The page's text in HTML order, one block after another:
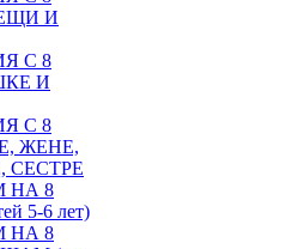
И
С 8
И
С 8
ЖЕНЕ,
СЕСТРЕ
НА 8
5-6 лет)
НА 8